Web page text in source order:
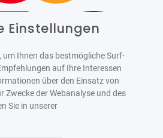
2.1-AA
Einstellungen
um Ihnen das bestmögliche Surf-
auf Ihre Interessen
über den Einsatz von
Zwecke der Webanalyse und des
Sie in unserer